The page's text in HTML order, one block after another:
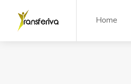
Home